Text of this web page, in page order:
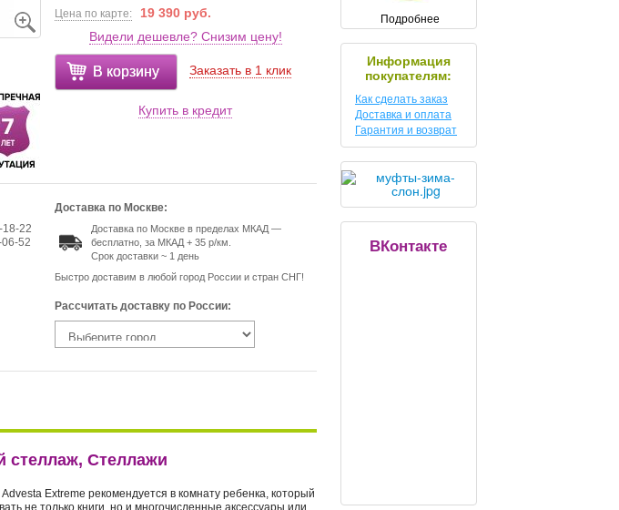
Цена по карте:
19 390 руб.
Видели дешевле? Снизим цену!
В корзину Заказать в 1 клик
Купить в кредит
18-22
52
Доставка по Москве:
Доставка по Москве в пределах МКАД —
бесплатно, за МКАД + 35 р/км.
Срок доставки ~ 1 день
Быстро доставим в любой город России и стран СНГ!
Рассчитать доставку по России:
стеллаж, Стеллажи
Extreme рекомендуется в комнату ребенка, который
не только книги, но и многочисленные аксессуары или
Подробнее
Информация
покупателям:
Как сделать заказ
Доставка и оплата
Гарантия и возврат
ВКонтакте